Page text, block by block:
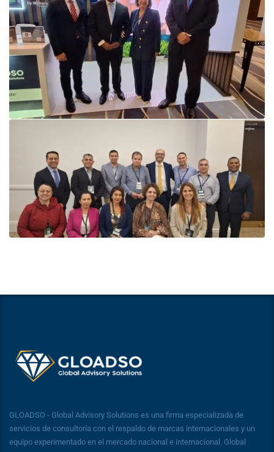
GLOADSO - Global Advisory Solutions es una firma especializada de
servicios de consultoría con el respaldo de marcas internacionales y un
equipo experimentado en el mercado nacional e internacional. Global